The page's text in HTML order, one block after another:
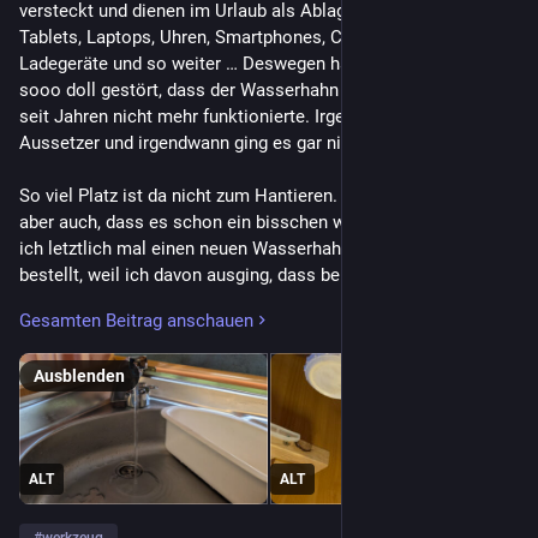
versteckt und dienen im Urlaub als Ablage für unser Gerümpel.
Tablets, Laptops, Uhren, Smartphones, Cremes, Kabel,
Ladegeräte und so weiter … Deswegen hat es mich auch nicht
sooo doll gestört, dass der Wasserhahn in der Spüle schon
seit Jahren nicht mehr funktionierte. Irgendwann hatte er mal
Aussetzer und irgendwann ging es gar nicht mehr. Naja.
So viel Platz ist da nicht zum Hantieren. „Sooo doll“ bedeutet
aber auch, dass es schon ein bisschen wurmte. Darum habe
ich letztlich mal einen neuen Wasserhahn für den Wohnwagen
bestellt, weil ich davon ausging, dass beim Alten nach 30
Schieblehre gemessen, in den Warenkorb und „Klick“. Letztes
Wochenende habe ich dann mit viel Gewürge den alten Hahn
demontiert. Nach drei Jahrzehnten saßen die
Schlauchschellen an den Anschlüssen ziemlich fest und sie
sind im Schrank ganz oben hinter dem Spülbecken auch echt
Scheiße zu erreichen. Nachdem die Dinger aber endlich los
waren, wollten die Schläuche immer noch nicht runter –
Gesamten Beitrag anschauen
ALT ALT
Ausblenden